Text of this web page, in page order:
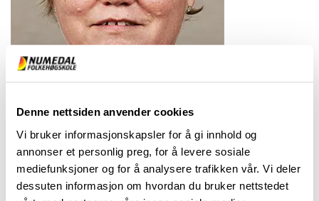
Denne nettsiden anvender cookies
Vi bruker informasjonskapsler for å gi innhold og
annonser et personlig preg, for å levere sosiale
mediefunksjoner og for å analysere trafikken vår. Vi deler
dessuten informasjon om hvordan du bruker nettstedet
Jeg er tredje generasjon i min familie som har vært
ansatt på Numedal Folkehøgsskole, så skolen har alltid
betydd mye for meg og min familie. Jeg var 17 år da